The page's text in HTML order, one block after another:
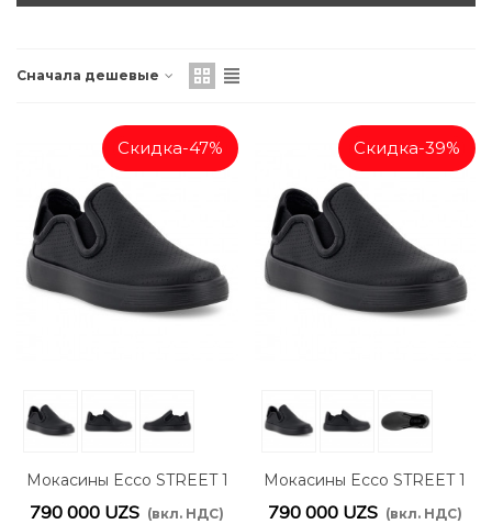
Сначала дешевые
Скидка-47%
Мокасины Ecco STREET 1
700802/51052
790 000 UZS (вкл. НДС)
Скидка-39%
Мокасины Ecco STREET 1
700803/51052
790 000 UZS (вкл. НДС)